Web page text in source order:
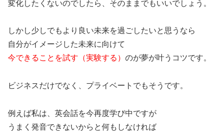
変化したくないのでしたら、そのままでもいいでしょう。
しかし少しでもより良い未来を過ごしたいと思うなら
自分がイメージした未来に向けて
今できることを試す（実験する） のが夢が叶うコツです。
ビジネスだけでなく、プライベートでもそうです。
例えば私は、英会話を今再度学び中ですが
うまく発音できないからと何もしなければ